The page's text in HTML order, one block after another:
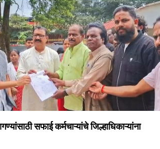
सफाई कर्मचाऱ्यांचे जिल्हाधिकाऱ्यांना